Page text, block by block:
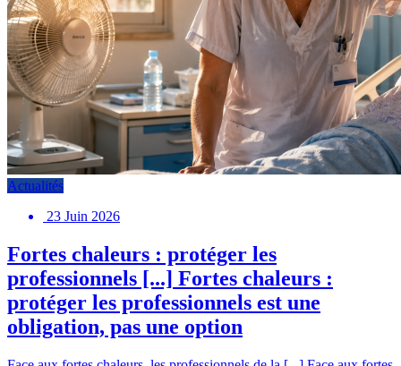
Actualités
23 Juin 2026
Fortes chaleurs : protéger les
professionnels [...] Fortes chaleurs :
protéger les professionnels est une
obligation, pas une option